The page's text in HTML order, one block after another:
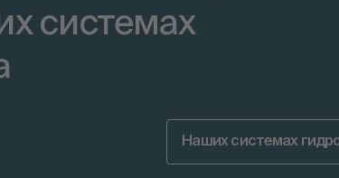
системах
Наших системах